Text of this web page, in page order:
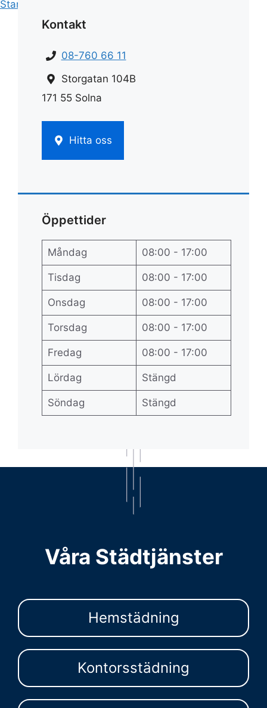
Start
Kontakt
08-760 66 11
Storgatan 104B
171 55 Solna
Hitta oss
Öppettider
Måndag 08:00 - 17:00
Tisdag 08:00 - 17:00
Onsdag 08:00 - 17:00
Torsdag 08:00 - 17:00
Fredag 08:00 - 17:00
Lördag Stängd
Söndag Stängd
Våra Städtjänster
Hemstädning
Kontorsstädning